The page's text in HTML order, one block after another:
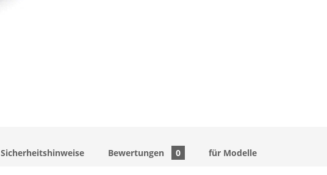
Sicherheitshinweise Bewertungen 0 für Modelle